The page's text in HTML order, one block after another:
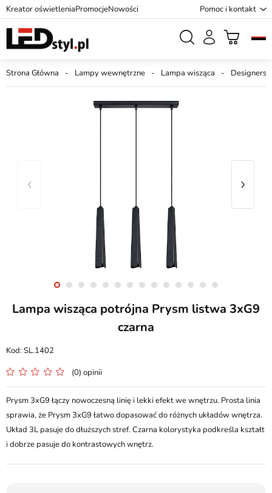
Kreator oświetleniaPromocjeNowości Pomoc i kontakt
Strona Główna Lampy wewnętrzne Lampa wisząca
Lampa wisząca potrójna Prysm listwa 3xG9
czarna
SL.1402
(0) opinii
Prysm 3xG9 łączy nowoczesną linię i lekki efekt we wnętrzu. Prosta linia
sprawia, że Prysm 3xG9 łatwo dopasować do różnych układów wnętrza.
Układ 3L pasuje do dłuższych stref. Czarna kolorystyka podkreśla kształt
i dobrze pasuje do kontrastowych wnętrz.